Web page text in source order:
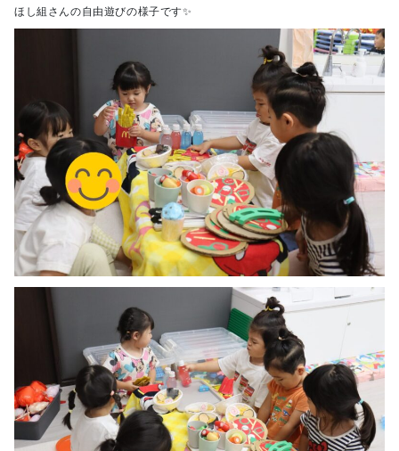
ほし組さんの自由遊びの様子です✨